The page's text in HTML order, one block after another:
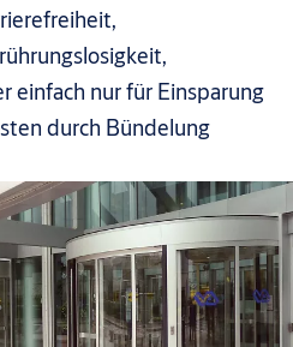
einfach nur für Einsparung
durch Bündelung